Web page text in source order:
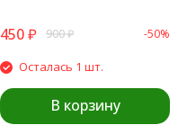
450₽ 900₽ -50%
Осталась 1 шт.
В корзину